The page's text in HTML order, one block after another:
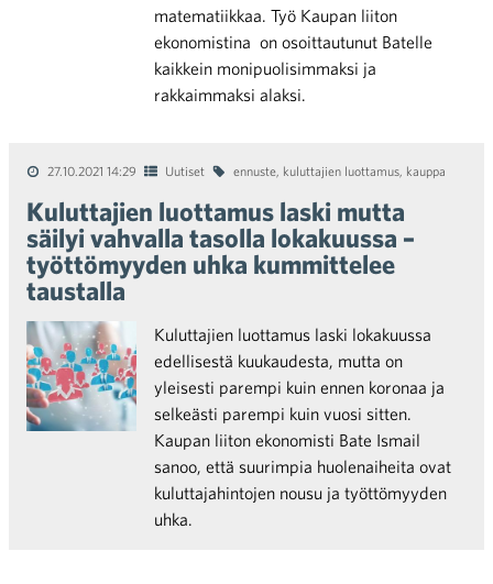
matematiikkaa. Työ Kaupan liiton
ekonomistina on osoittautunut Batelle
kaikkein monipuolisimmaksi ja
rakkaimmaksi alaksi.
27.10.2021 14:29 Uutiset ennuste, kuluttajien luottamus, kauppa
Kuluttajien luottamus laski mutta
säilyi vahvalla tasolla lokakuussa –
työttömyyden uhka kummittelee
taustalla
Kuluttajien luottamus laski lokakuussa
edellisestä kuukaudesta, mutta on
yleisesti parempi kuin ennen koronaa ja
selkeästi parempi kuin vuosi sitten.
Kaupan liiton ekonomisti Bate Ismail
sanoo, että suurimpia huolenaiheita ovat
kuluttajahintojen nousu ja työttömyyden
uhka.